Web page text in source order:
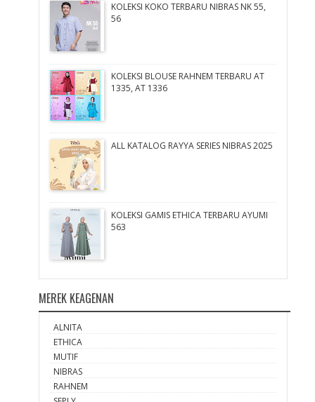
KOLEKSI KOKO TERBARU NIBRAS NK 55,
56
KOLEKSI BLOUSE RAHNEM TERBARU AT
1335, AT 1336
ALL KATALOG RAYYA SERIES NIBRAS 2025
KOLEKSI GAMIS ETHICA TERBARU AYUMI
563
MEREK KEAGENAN
ALNITA
ETHICA
MUTIF
NIBRAS
RAHNEM